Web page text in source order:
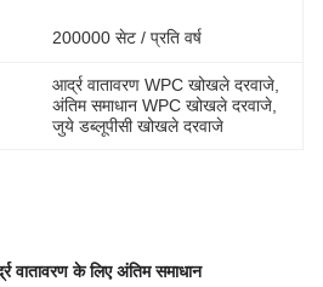
200000 सेट / प्रति वर्ष
आर्द्र वातावरण WPC खोखले दरवाजे
अंतिम समाधान WPC खोखले दरवाजे
जुये डब्लूपीसी खोखले दरवाजे
वातावरण के लिए अंतिम समाधान